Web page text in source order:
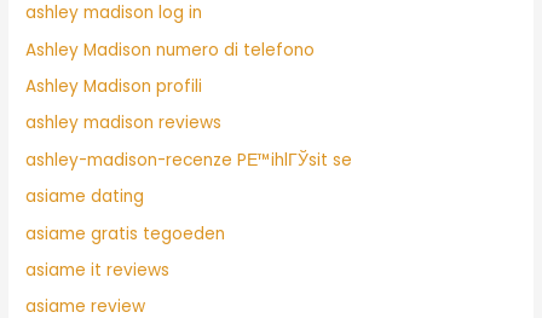
ashley madison log in
Ashley Madison numero di telefono
Ashley Madison profili
ashley madison reviews
ashley-madison-recenze PЕ™ihlГЎsit se
asiame dating
asiame gratis tegoeden
asiame it reviews
asiame review